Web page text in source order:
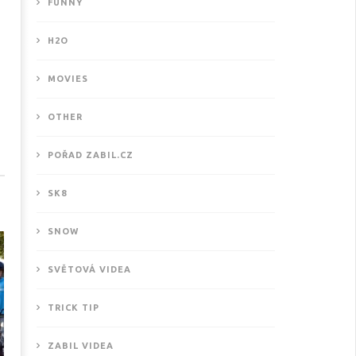
motivační video od
FUNNY
H2O
MOVIES
OTHER
POŘAD ZABIL.CZ
SK8
SNOW
SVĚTOVÁ VIDEA
TRICK TIP
ZABIL VIDEA